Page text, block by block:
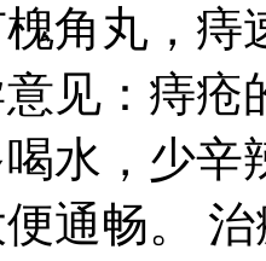
角丸，痔
见：痔疮
水，少辛
通畅。